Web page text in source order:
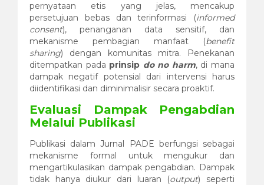
pernyataan etis yang jelas, mencakup
persetujuan bebas dan terinformasi (informed
consent), penanganan data sensitif, dan
mekanisme pembagian manfaat (benefit
sharing) dengan komunitas mitra. Penekanan
ditempatkan pada prinsip do no harm, di mana
dampak negatif potensial dari intervensi harus
diidentifikasi dan diminimalisir secara proaktif.
Evaluasi Dampak Pengabdian
Melalui Publikasi
Publikasi dalam Jurnal PADE berfungsi sebagai
mekanisme formal untuk mengukur dan
mengartikulasikan dampak pengabdian. Dampak
tidak hanya diukur dari luaran (output) seperti